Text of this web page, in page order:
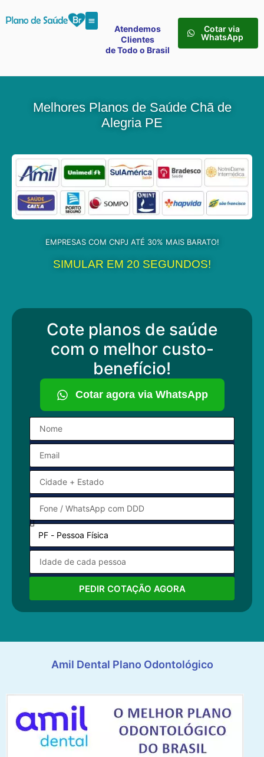
Atendemos
Clientes
de Todo o Brasil
Cotar via
WhatsApp
Melhores Planos de Saúde Chã de
Alegria PE
EMPRESAS COM CNPJ ATÉ 30% MAIS BARATO!
SIMULAR EM 20 SEGUNDOS!
Cote planos de saúde
com o melhor custo-
benefício!
Cotar agora via WhatsApp
PEDIR COTAÇÃO AGORA
Amil Dental Plano Odontológico